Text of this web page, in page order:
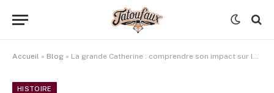
Accueil » Blog » La grande Catherine : comprendre son impact sur la Russie
HISTOIRE